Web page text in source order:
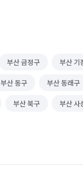
부산 금정구 부산 기
부산 동구 부산 동래구
부산 북구 부산 사